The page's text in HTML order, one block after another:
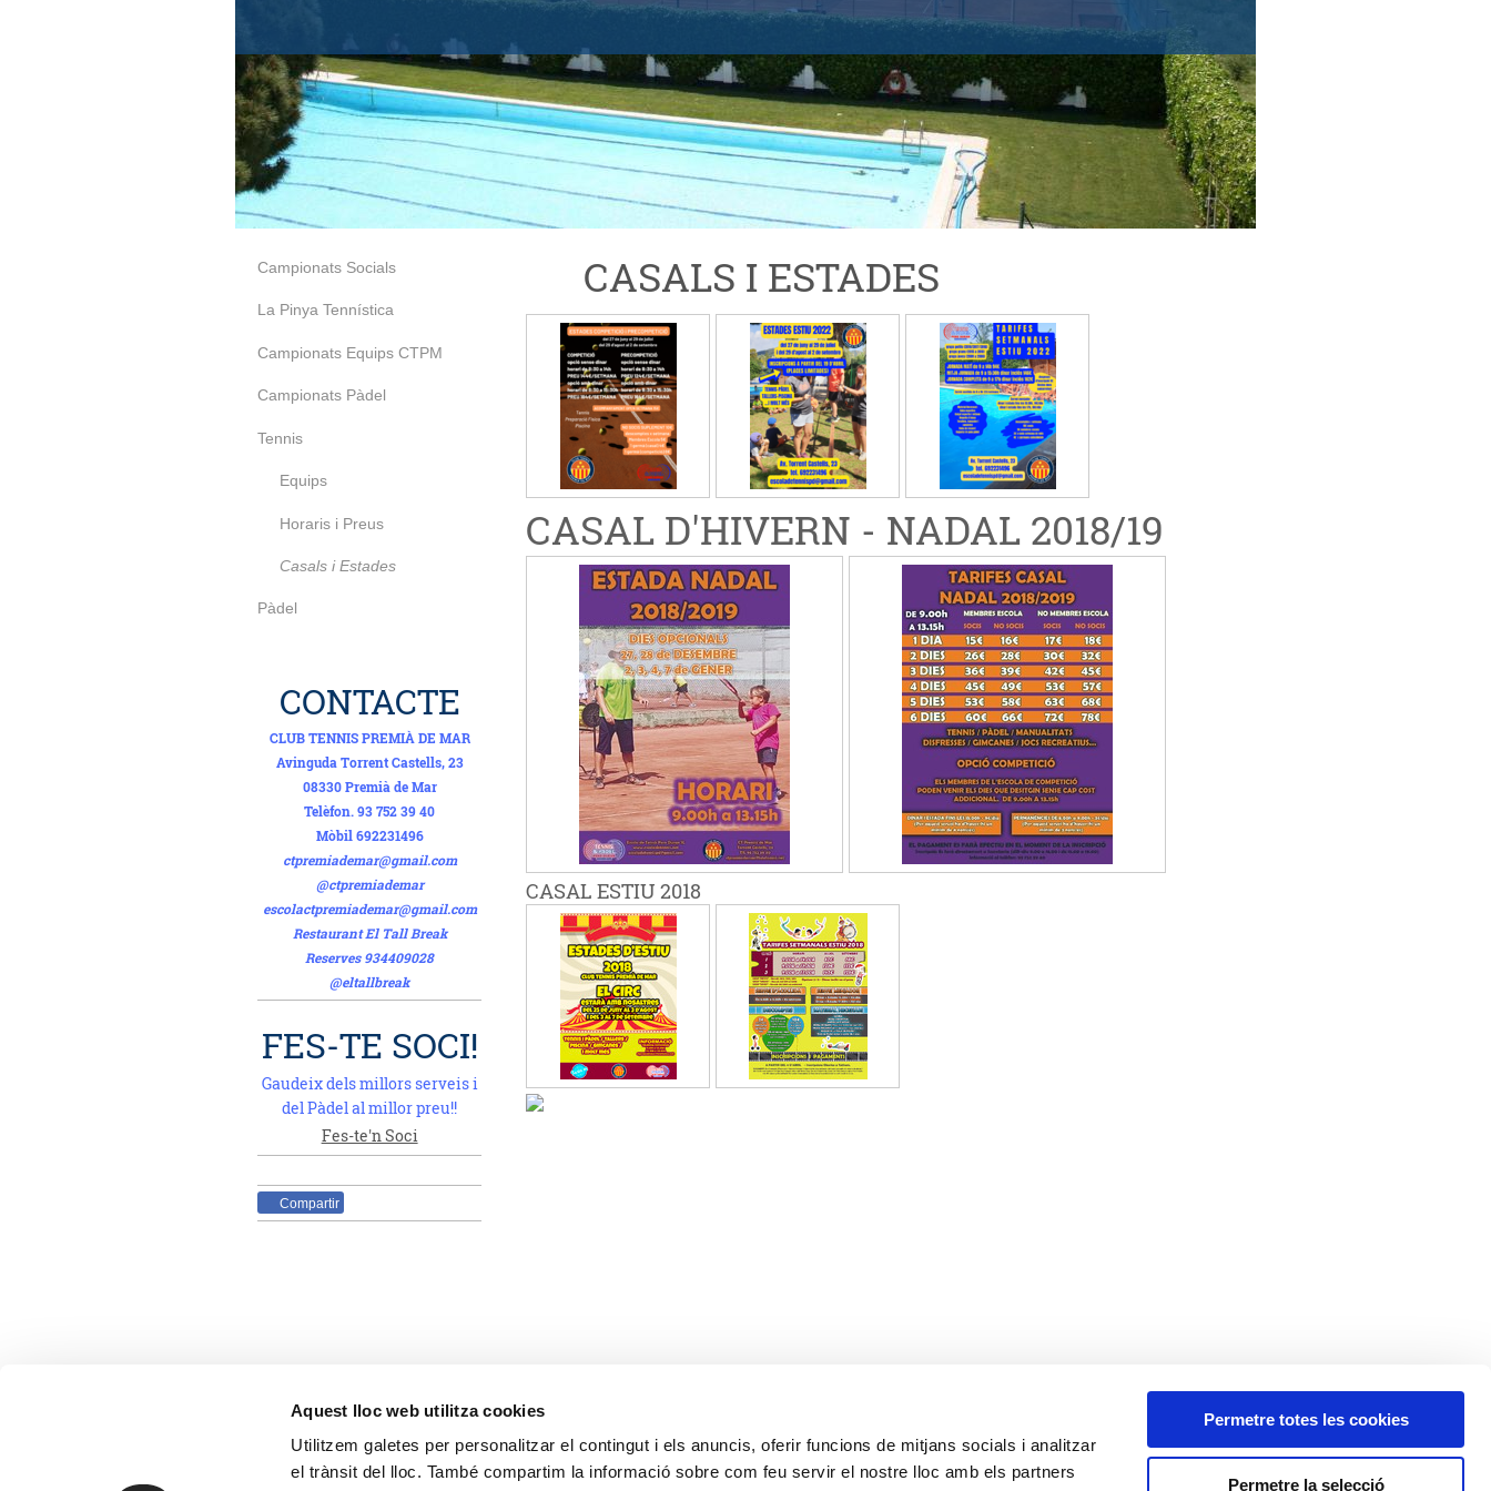
Aquest lloc web utilitza cookies
Utilitzem galetes per personalitzar el contingut i els anuncis, oferir funcions de mitjans socials i analitzar
el trànsit del lloc. També compartim la informació sobre com feu servir el nostre lloc amb els partners
Permetre totes les cookies
Permetre la selecció
CASALS I ESTADES
CASAL D'HIVERN - NADAL 2018/19
CASAL ESTIU 2018
Campionats Socials
La Pinya Tennística
Campionats Equips CTPM
Campionats Pàdel
Tennis
Equips
Horaris i Preus
Casals i Estades
Pàdel
CONTACTE
CLUB TENNIS PREMIÀ DE MAR
Avinguda Torrent Castells, 23
08330 Premià de Mar
Telèfon. 93 752 39 40
Mòbil 692231496
ctpremiademar@gmail.com
@ctpremiademar
escolactpremiademar@gmail.com
Restaurant El Tall Break
Reserves 934409028
@eltallbreak
FES-TE SOCI!
Gaudeix dels millors serveis i
del Pàdel al millor preu!!
Fes-te'n Soci
Compartir